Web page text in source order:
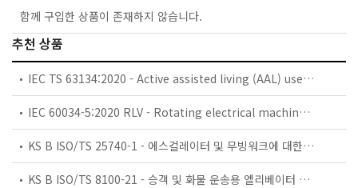
함께 구입한 상품이 존재하지 않습니다.
추천 상품
IEC TS 63134:2020 - Active assisted living (AAL) use cases
IEC 60034-5:2020 RLV - Rotating electrical machines - Part 5: Degrees of protection provided by the integral design of rotating electrical machines (IP code) - Classification
KS B ISO/TS 25740-1 - 에스컬레이터 및 무빙워크에 대한 안전요건 — 제1부: 세계공통 필수 안전요건(GESRs)
KS B ISO/TS 8100-21 - 승객 및 화물 운송용 엘리베이터 —제21부: 세계공통 필수안전요건(GESRs)을 충족하는 세계공통 안전 파라미터(GSPs)